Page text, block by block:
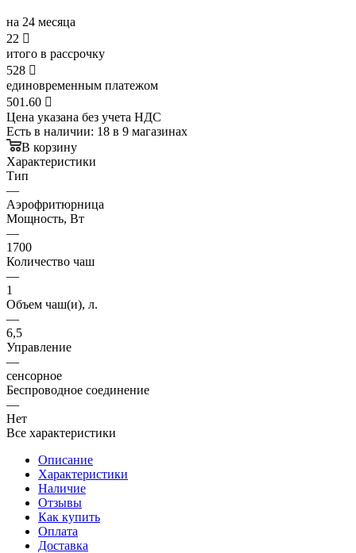
на 24 месяца
22 
итого в рассрочку
528 
единовременным платежом
501.60 
Цена указана без учета НДС
Есть в наличии: 18 в 9 магазинах
В корзину
Характеристики
Тип
—
Аэрофритюрница
Мощность, Вт
—
1700
Количество чаш
—
1
Объем чаш(и), л.
—
6,5
Управление
—
сенсорное
Беспроводное соединение
—
Нет
Все характеристики
Описание
Характеристики
Наличие
Отзывы
Как купить
Оплата
Доставка